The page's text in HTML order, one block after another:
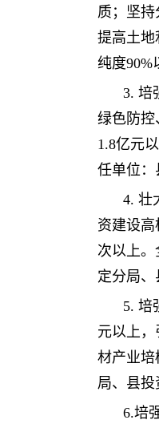
质；坚
提高土地
纯度90%
3. 培
绿色防控
1.8亿元
任单位：
4. 壮
资建设高
次以上
定分局、
5. 培
元以上
材产业培
局、县投
6.培